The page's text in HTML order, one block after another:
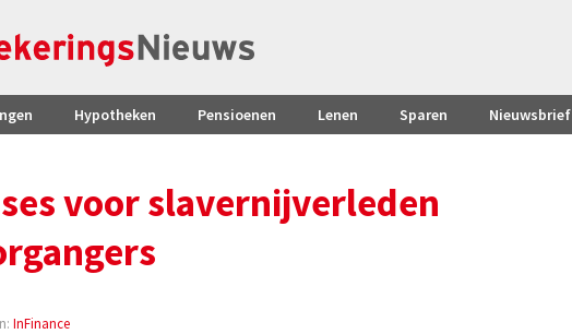
Hypotheken Pensioenen Lenen Sparen Nieuwsbrief
voor slavernijverleden
InFinance